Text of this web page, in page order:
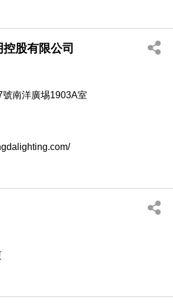
股有限公司
號南洋廣埸1903A室